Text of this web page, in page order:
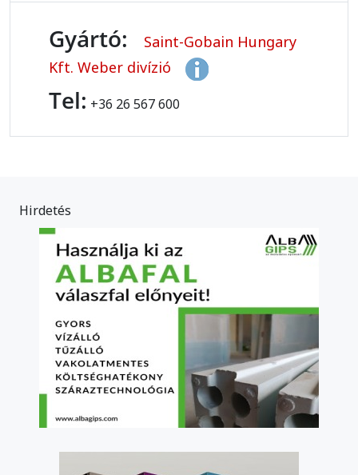
Gyártó:
Saint-Gobain Hungary
Kft. Weber divízió
Tel: +36 26 567 600
Hirdetés